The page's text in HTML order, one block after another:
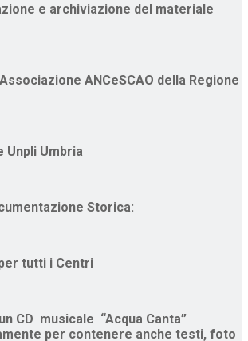
e archiviazione del materiale
ANCeSCAO della Regione
Unpli Umbria
Storica:
tutti i Centri
CD musicale “Acqua Canta”
per contenere anche testi, foto